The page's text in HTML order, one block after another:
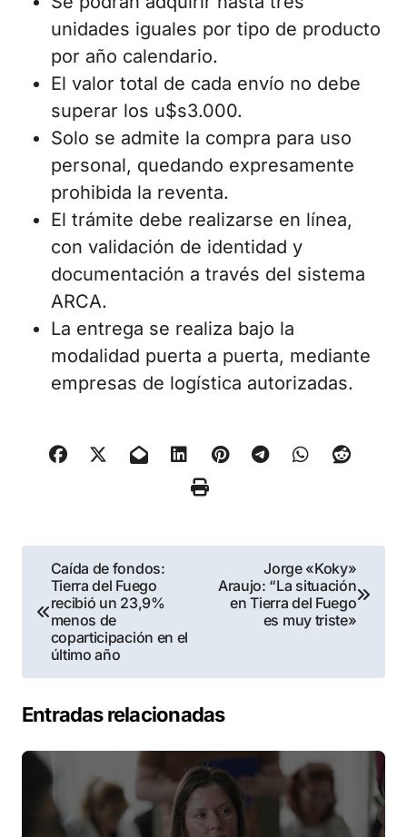
unidades iguales por tipo de producto
por año calendario.
El valor total de cada envío no debe
superar los u$s3.000.
Solo se admite la compra para uso
personal, quedando expresamente
prohibida la reventa.
El trámite debe realizarse en línea,
con validación de identidad y
documentación a través del sistema
ARCA.
La entrega se realiza bajo la
modalidad puerta a puerta, mediante
empresas de logística autorizadas.
Navegación
de
entradas
Caída de fondos:
Tierra del Fuego
recibió un 23,9%
menos de
coparticipación en el
último año
Jorge «Koky»
Araujo: “La situación
en Tierra del Fuego
es muy triste»
Entradas relacionadas